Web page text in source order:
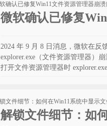
微软确认已修复
2024 年 9 月 8 日消息，微软在反
explorer.exe（文件资源管理器）
打开文件资源管理器时
解锁文件细节：如